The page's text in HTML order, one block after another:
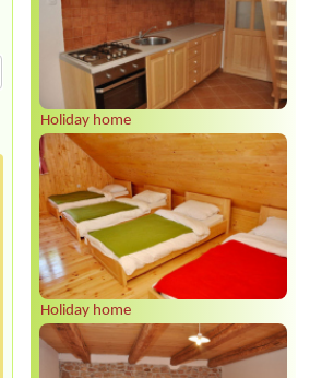
Holiday home
Holiday home